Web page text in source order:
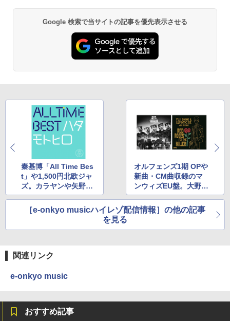
Google 検索で当サイトの記事を優先表示させる
秦基博「All Time Bes
t」や1,500円北欧ジャ
ズ。カラヤンや矢野沙
織作品が値下げ
オルフェンズ1期 OPや
新曲・CM曲収録のマ
ンウィズEU盤。大野雄
二バンド新作も
［e-onkyo musicハイレゾ配信情報］の他の記事
を見る
関連リンク
e-onkyo music
おすすめ記事